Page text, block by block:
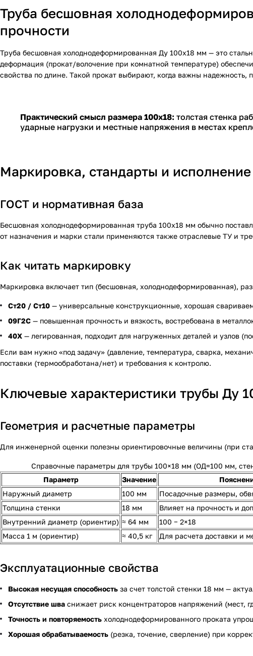
Труба бесшовная
прочности
Труба бесшовная холоднодеформированная Ду 100х18 мм — это
деформация (прокат/волочение при комнатной температуре)
свойства по длине. Такой прокат выбирают, когда важны надежность,
Практический смысл размера 100х18: толстая стенка
ударные нагрузки и местные напряжения в местах
Маркировка, стандарты и исполнение
ГОСТ и нормативная база
Бесшовная холоднодеформированная труба 100х18 мм обычно
от назначения и марки стали применяются также отраслевые ТУ и
Как читать маркировку
Маркировка включает тип (бесшовная, холоднодеформированная),
Ст20 / Ст10 — универсальные конструкционные, хорошая
09Г2С — повышенная прочность и вязкость, востребована в
40Х — легированная, подходит для нагруженных деталей и узлов
Если вам нужно «под задачу» (давление, температура, сварка,
поставки (термообработана/нет) и требования к контролю.
Ключевые характеристики трубы Ду
Геометрия и расчетные параметры
Для инженерной оценки полезны ориентировочные величины (при
Справочные параметры для трубы 100×18 мм (ОД=100 мм,
Параметр
Значение
Наружный диаметр
100 мм
Посадочные размеры,
Толщина стенки
18 мм
Влияет на прочность и
Внутренний диаметр (ориентир) ≈ 64 мм
100 − 2×18
Масса 1 м (ориентир)
≈ 40,5 кг Для расчета доставки и
Эксплуатационные свойства
Высокая несущая способность за счет толстой стенки 18 мм —
Отсутствие шва снижает риск концентраторов напряжений (мест,
Точность и повторяемость холоднодеформированного проката
Хорошая обрабатываемость (резка, точение, сверление) при